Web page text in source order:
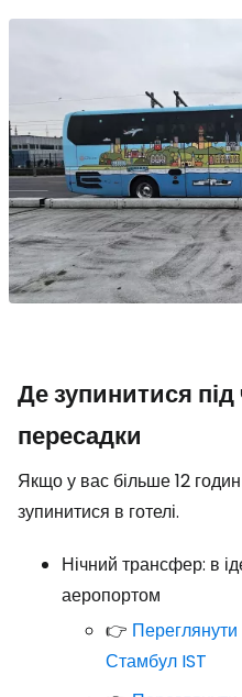
Де зупинитися під
пересадки
Якщо у вас більше 12
зупинитися в готелі.
Нічний трансфер: в
аеропортом
👉 Переглянути
Стамбул IST